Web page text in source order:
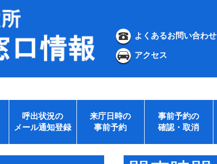
よくあるお問い合わせ
アクセス
呼出状況の
メール通知登録
来庁日時の
事前予約
事前予約の
確認・取消